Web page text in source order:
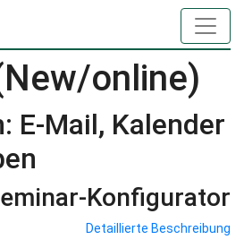
online)
E-Mail, Kalender
Konfigurator
Detaillierte Beschreibung